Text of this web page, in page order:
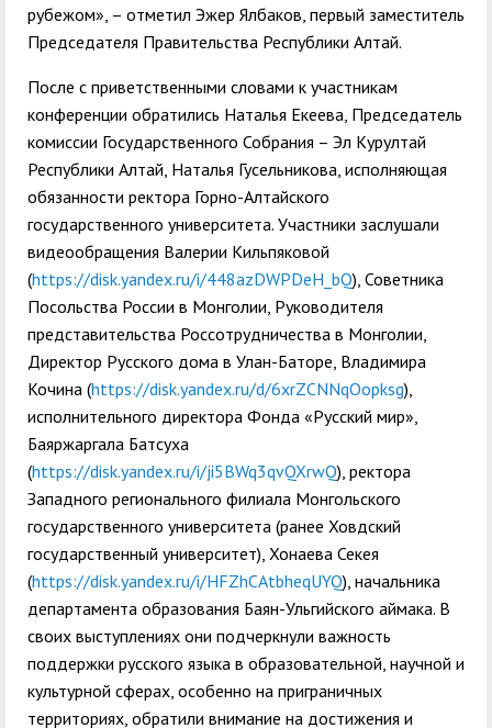
рубежом», – отметил Эжер Ялбаков, первый заместитель
Председателя Правительства Республики Алтай.
После с приветственными словами к участникам
конференции обратились Наталья Екеева, Председатель
комиссии Государственного Собрания – Эл Курултай
Республики Алтай, Наталья Гусельникова, исполняющая
обязанности ректора Горно-Алтайского
государственного университета. Участники заслушали
видеообращения Валерии Кильпяковой
(https://disk.yandex.ru/i/448azDWPDeH_bQ), Советника
Посольства России в Монголии, Руководителя
представительства Россотрудничества в Монголии,
Директор Русского дома в Улан-Баторе, Владимира
Кочина (https://disk.yandex.ru/d/6xrZCNNqOopksg),
исполнительного директора Фонда «Русский мир»,
Баяржаргала Батсуха
(https://disk.yandex.ru/i/ji5BWq3qvQXrwQ), ректора
Западного регионального филиала Монгольского
государственного университета (ранее Ховдский
государственный университет), Хонаева Секея
(https://disk.yandex.ru/i/HFZhCAtbheqUYQ), начальника
департамента образования Баян-Ульгийского аймака. В
своих выступлениях они подчеркнули важность
поддержки русского языка в образовательной, научной и
культурной сферах, особенно на приграничных
территориях, обратили внимание на достижения и